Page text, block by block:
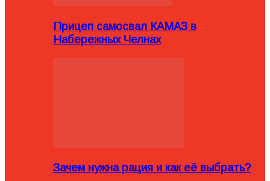
Прицеп самосвал КАМАЗ в
Набережных Челнах
Зачем нужна рация и как её выбрать?